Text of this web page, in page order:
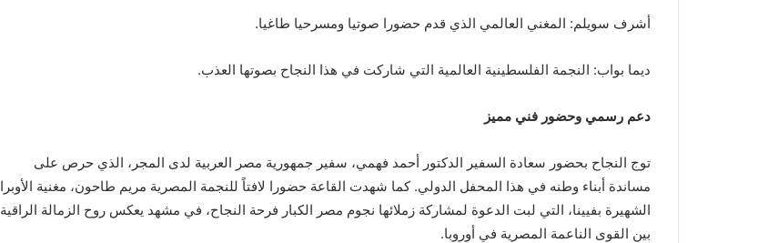
أشرف سويلم: المغني العالمي الذي قدم حضورا صوتيا ومسرحيا طاغيا.
ديما بواب: النجمة الفلسطينية العالمية التي شاركت في هذا النجاح بصوتها العذب.
دعم رسمي وحضور فني مميز
توج النجاح بحضور سعادة السفير الدكتور أحمد فهمي، سفير جمهورية مصر العربية لدى المجر، الذي حرص على
مساندة أبناء وطنه في هذا المحفل الدولي. كما شهدت القاعة حضورا لافتاً للنجمة المصرية مريم طاحون، مغنية الأوبرا
الشهيرة بفيينا، التي لبت الدعوة لمشاركة زملائها نجوم مصر الكبار فرحة النجاح، في مشهد يعكس روح الزمالة الراقية
بين القوى الناعمة المصرية في أوروبا.